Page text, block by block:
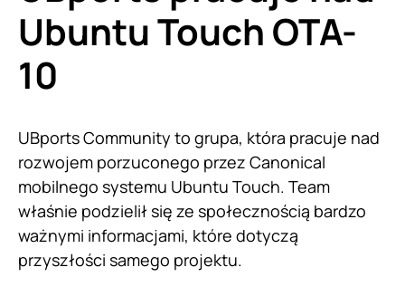
Ubuntu Touch OTA-
10
UBports Community to grupa, która pracuje nad
rozwojem porzuconego przez Canonical
mobilnego systemu Ubuntu Touch. Team
właśnie podzielił się ze społecznością bardzo
ważnymi informacjami, które dotyczą
przyszłości samego projektu.